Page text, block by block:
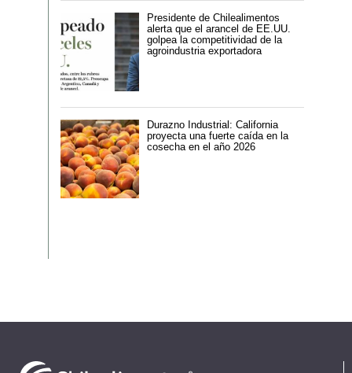
Presidente de Chilealimentos
alerta que el arancel de EE.UU.
golpea la competitividad de la
agroindustria exportadora
Durazno Industrial: California
proyecta una fuerte caída en la
cosecha en el año 2026